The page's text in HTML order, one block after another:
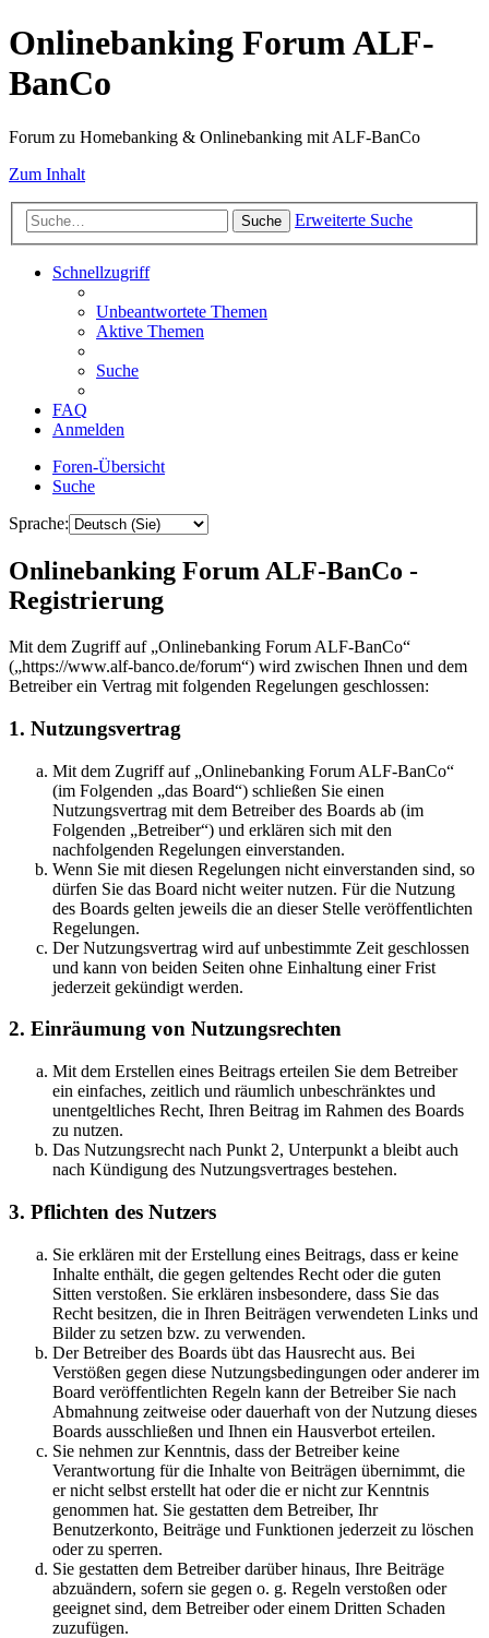
Onlinebanking Forum ALF-
BanCo
Forum zu Homebanking & Onlinebanking mit ALF-BanCo
Zum Inhalt
Suche Erweiterte Suche
Schnellzugriff
Unbeantwortete Themen
Aktive Themen
Suche
FAQ
Anmelden
Foren-Übersicht
Suche
Sprache:
Onlinebanking Forum ALF-BanCo -
Registrierung
Mit dem Zugriff auf „Onlinebanking Forum ALF-BanCo“
(„https://www.alf-banco.de/forum“) wird zwischen Ihnen und dem
Betreiber ein Vertrag mit folgenden Regelungen geschlossen:
1. Nutzungsvertrag
Mit dem Zugriff auf „Onlinebanking Forum ALF-BanCo“
(im Folgenden „das Board“) schließen Sie einen
Nutzungsvertrag mit dem Betreiber des Boards ab (im
Folgenden „Betreiber“) und erklären sich mit den
nachfolgenden Regelungen einverstanden.
Wenn Sie mit diesen Regelungen nicht einverstanden sind, so
dürfen Sie das Board nicht weiter nutzen. Für die Nutzung
des Boards gelten jeweils die an dieser Stelle veröffentlichten
Regelungen.
Der Nutzungsvertrag wird auf unbestimmte Zeit geschlossen
und kann von beiden Seiten ohne Einhaltung einer Frist
jederzeit gekündigt werden.
2. Einräumung von Nutzungsrechten
Mit dem Erstellen eines Beitrags erteilen Sie dem Betreiber
ein einfaches, zeitlich und räumlich unbeschränktes und
unentgeltliches Recht, Ihren Beitrag im Rahmen des Boards
zu nutzen.
Das Nutzungsrecht nach Punkt 2, Unterpunkt a bleibt auch
nach Kündigung des Nutzungsvertrages bestehen.
3. Pflichten des Nutzers
Sie erklären mit der Erstellung eines Beitrags, dass er keine
Inhalte enthält, die gegen geltendes Recht oder die guten
Sitten verstoßen. Sie erklären insbesondere, dass Sie das
Recht besitzen, die in Ihren Beiträgen verwendeten Links und
Bilder zu setzen bzw. zu verwenden.
Der Betreiber des Boards übt das Hausrecht aus. Bei
Verstößen gegen diese Nutzungsbedingungen oder anderer im
Board veröffentlichten Regeln kann der Betreiber Sie nach
Abmahnung zeitweise oder dauerhaft von der Nutzung dieses
Boards ausschließen und Ihnen ein Hausverbot erteilen.
Sie nehmen zur Kenntnis, dass der Betreiber keine
Verantwortung für die Inhalte von Beiträgen übernimmt, die
er nicht selbst erstellt hat oder die er nicht zur Kenntnis
genommen hat. Sie gestatten dem Betreiber, Ihr
Benutzerkonto, Beiträge und Funktionen jederzeit zu löschen
oder zu sperren.
Sie gestatten dem Betreiber darüber hinaus, Ihre Beiträge
abzuändern, sofern sie gegen o. g. Regeln verstoßen oder
geeignet sind, dem Betreiber oder einem Dritten Schaden
zuzufügen.